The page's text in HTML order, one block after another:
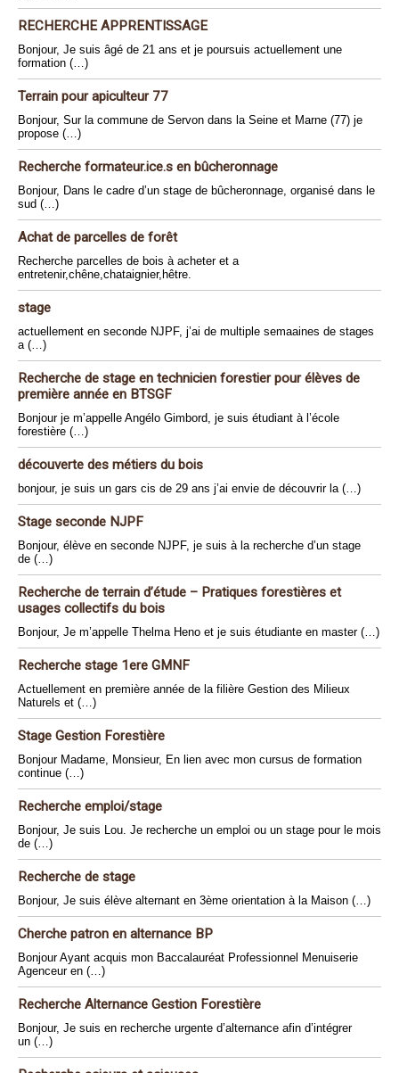
RECHERCHE APPRENTISSAGE
Bonjour, Je suis âgé de 21 ans et je poursuis actuellement une
formation (…)
Terrain pour apiculteur 77
Bonjour, Sur la commune de Servon dans la Seine et Marne (77) je
propose (…)
Recherche formateur.ice.s en bûcheronnage
Bonjour, Dans le cadre d’un stage de bûcheronnage, organisé dans le
sud (…)
Achat de parcelles de forêt
Recherche parcelles de bois à acheter et a
entretenir,chêne,chataignier,hêtre.
stage
actuellement en seconde NJPF, j’ai de multiple semaaines de stages
a (…)
Recherche de stage en technicien forestier pour élèves de
première année en BTSGF
Bonjour je m’appelle Angélo Gimbord, je suis étudiant à l’école
forestière (…)
découverte des métiers du bois
bonjour, je suis un gars cis de 29 ans j’ai envie de découvrir la (…)
Stage seconde NJPF
Bonjour, élève en seconde NJPF, je suis à la recherche d’un stage
de (…)
Recherche de terrain d’étude – Pratiques forestières et
usages collectifs du bois
Bonjour, Je m’appelle Thelma Heno et je suis étudiante en master (…)
Recherche stage 1ere GMNF
Actuellement en première année de la filière Gestion des Milieux
Naturels et (…)
Stage Gestion Forestière
Bonjour Madame, Monsieur, En lien avec mon cursus de formation
continue (…)
Recherche emploi/stage
Bonjour, Je suis Lou. Je recherche un emploi ou un stage pour le mois
de (…)
Recherche de stage
Bonjour, Je suis élève alternant en 3ème orientation à la Maison (…)
Cherche patron en alternance BP
Bonjour Ayant acquis mon Baccalauréat Professionnel Menuiserie
Agenceur en (…)
Recherche Alternance Gestion Forestière
Bonjour, Je suis en recherche urgente d’alternance afin d’intégrer
un (…)